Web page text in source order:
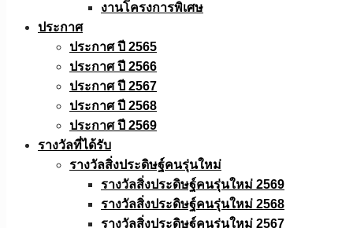
งานโครงการพิเศษ
ประกาศ
ประกาศ ปี 2565
ประกาศ ปี 2566
ประกาศ ปี 2567
ประกาศ ปี 2568
ประกาศ ปี 2569
รางวัลที่ได้รับ
รางวัลสิ่งประดิษฐ์คนรุ่นใหม่
รางวัลสิ่งประดิษฐ์คนรุ่นใหม่ 2569
รางวัลสิ่งประดิษฐ์คนรุ่นใหม่ 2568
รางวัลสิ่งประดิษฐ์คนรุ่นใหม่ 2567